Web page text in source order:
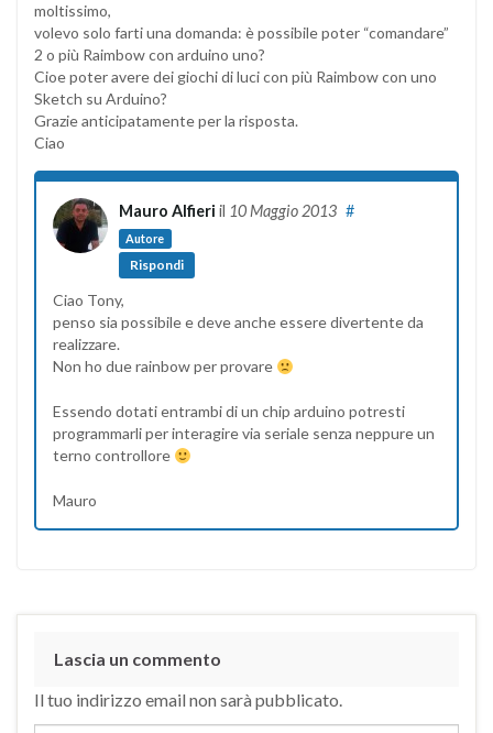
moltissimo,
volevo solo farti una domanda: è possibile poter “comandare”
2 o più Raimbow con arduino uno?
Cioe poter avere dei giochi di luci con più Raimbow con uno
Sketch su Arduino?
Grazie anticipatamente per la risposta.
Ciao
Mauro Alfieri il 10 Maggio 2013
Autore
#
Rispondi
Ciao Tony,
penso sia possibile e deve anche essere divertente da
realizzare.
Non ho due rainbow per provare
Essendo dotati entrambi di un chip arduino potresti
programmarli per interagire via seriale senza neppure un
terno controllore
Mauro
Lascia un commento
Il tuo indirizzo email non sarà pubblicato.